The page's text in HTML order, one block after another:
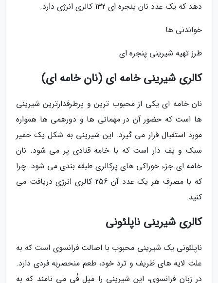
دهد که یک عدد نان پنجره ای 132 کالری انرژی دارد.
خواندنی ها
طرز تهیه شیرینی پنجره ای
کالری شیرینی خامه ای (نان خامه ای)
نان خامه ای یکی از محبوب ترین و پرطرفدارترین شیرینی
ها است که حضور آن در مهمانی ها و دورهمی ها همواره
مورد استقبال قرار می گیرد. این شیرینی به شکل یک خمیر
سبک و پف دار است که با خامه قنادی پر می شود. نان
خامه ای جزء خوراکی های پرکالری طبقه بندی می شود. چرا
که با مصرف هر یک عدد آن 256 کالری انرژی دریافت می
کنید.
کالری شیرینی ناپلئونی
ناپلئونی یک شیرینی محبوب با اصالت فرانسوی است که به
علت لایه های ظریف و ترد خود، طعم منحصربه فردی دارد.
در زبان فرانسوی، این شیرینی را میل فُی می نامند که به